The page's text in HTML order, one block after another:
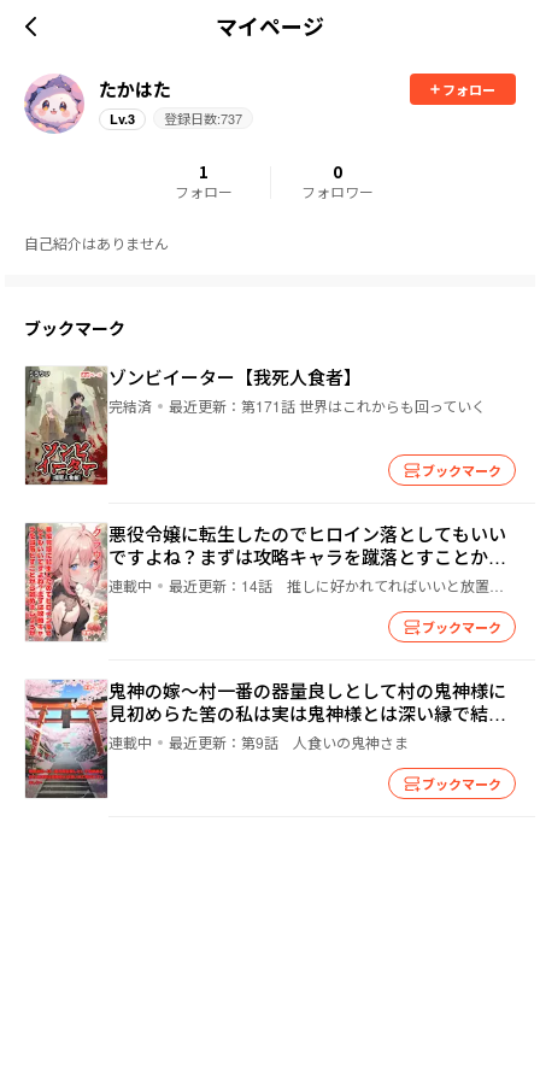
マイページ
たかはた
フォロー
Lv.3 登録日数:737
1
フォロー
0
フォロワー
自己紹介はありません
ブックマーク
ゾンビイーター【我死人食者】
完結済 最近更新： 第171話 世界はこれからも回っていく
ブックマーク
悪役令嬢に転生したのでヒロイン落としてもいい
ですよね？まずは攻略キャラを蹴落とすことから
始めましょうか
連載中 最近更新： 14話 推しに好かれてればいいと放置してたら私の為に皆が動いてくれました
ブックマーク
鬼神の嫁～村一番の器量良しとして村の鬼神様に
見初めらた筈の私は実は鬼神様とは深い縁で結ば
れていました～
連載中 最近更新： 第9話 人食いの鬼神さま
ブックマーク